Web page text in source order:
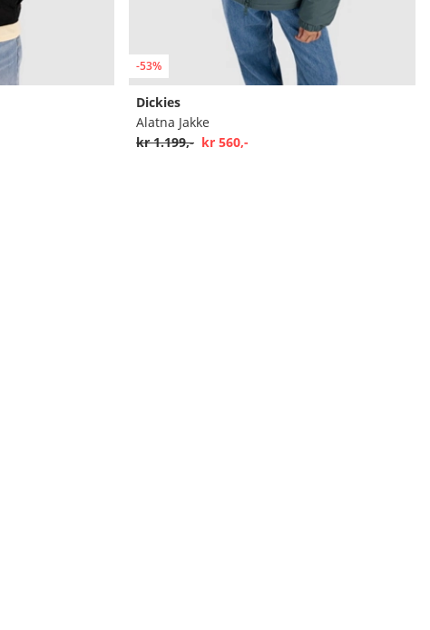
-53%
Dickies
Alatna Jakke
kr 1.199,- kr 560,-